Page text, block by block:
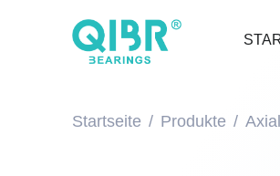
Startseite Produkte